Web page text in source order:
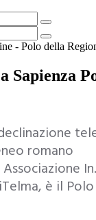
- Polo della
Sapienza
romano
Associazione
è il